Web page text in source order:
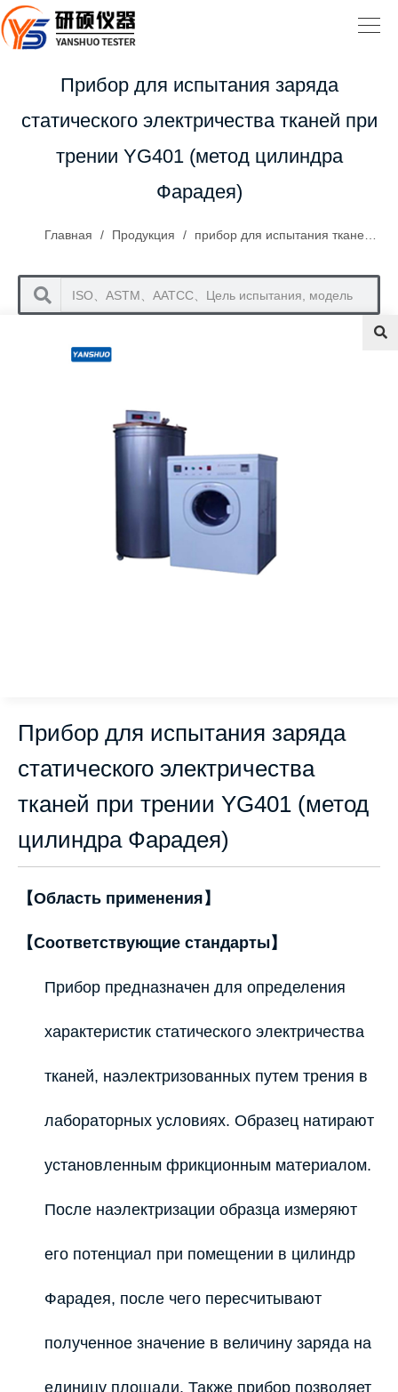
Прибор для испытания заряда
статического электричества тканей при
трении YG401 (метод цилиндра
Фарадея)
Главная / Продукция / прибор для испытания тканей
Прибор для испытания заряда
статического электричества
тканей при трении YG401 (метод
цилиндра Фарадея)
【Область применения】
【Соответствующие стандарты】
Прибор предназначен для определения
характеристик статического электричества
тканей, наэлектризованных путем трения в
лабораторных условиях. Образец натирают
установленным фрикционным материалом.
После наэлектризации образца измеряют
его потенциал при помещении в цилиндр
Фарадея, после чего пересчитывают
полученное значение в величину заряда на
единицу площади. Также прибор позволяет